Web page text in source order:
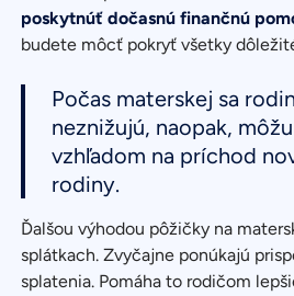
poskytnúť dočasnú finančnú
budete môcť pokryť všetky
Počas materskej sa
neznižujú, naopak,
vzhľadom na príchod
rodiny.
Ďalšou výhodou pôžičky na
splátkach. Zvyčajne ponúkajú
splatenia. Pomáha to rodičom